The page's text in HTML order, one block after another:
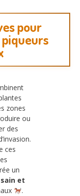
pour
zones
ou
des
ces
un
et
.